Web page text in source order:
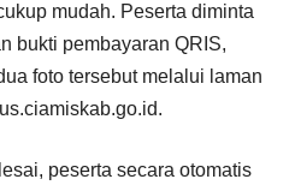
mudah. Peserta diminta
bukti pembayaran QRIS,
foto tersebut melalui laman
peserta secara otomatis